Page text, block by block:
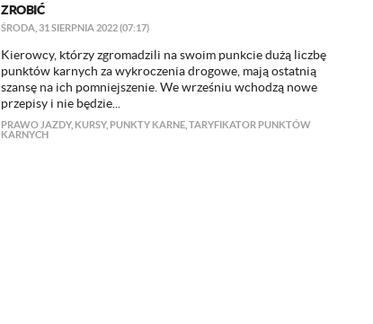
ZROBIĆ
ŚRODA, 31 SIERPNIA 2022 (07:17)
Kierowcy, którzy zgromadzili na swoim punkcie dużą liczbę
punktów karnych za wykroczenia drogowe, mają ostatnią
szansę na ich pomniejszenie. We wrześniu wchodzą nowe
przepisy i nie będzie...
PRAWO JAZDY, KURSY, PUNKTY KARNE TARYFIKATOR PUNKTÓW
KARNYCH